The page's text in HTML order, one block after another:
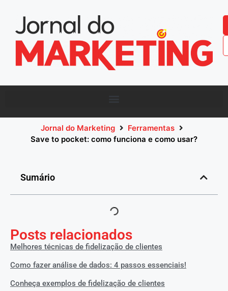
Jornal do Marketing
Ferramentas
Save to pocket: como funciona e como usar?
Sumário
Posts relacionados
Melhores técnicas de fidelização de clientes
Como fazer análise de dados: 4 passos essenciais!
Conheça exemplos de fidelização de clientes